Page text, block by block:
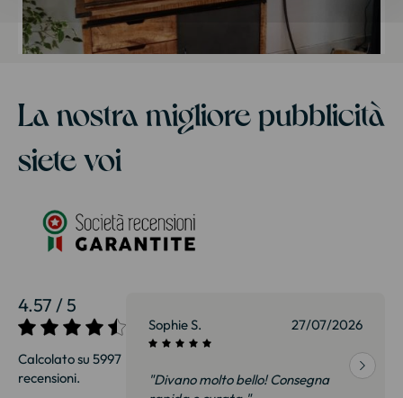
La nostra migliore pubblicità
siete voi
4.57 / 5
Calcolato su 5997
recensioni.
27/07/2026 Sophie S. 27/07/2026
"Divano molto bello! Consegna